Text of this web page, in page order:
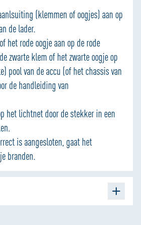
(klemmen of oogjes) aan op
de lader.
het rode oogje aan op de rode
zwarte klem of het zwarte oogje op
pool van de accu (of het chassis van
de handleiding van
het lichtnet door de stekker in een
is aangesloten, gaat het
branden.